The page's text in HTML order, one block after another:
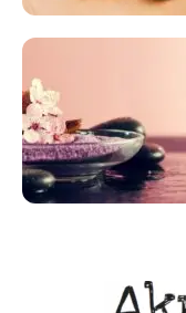
Para antes e
Saiba Mais